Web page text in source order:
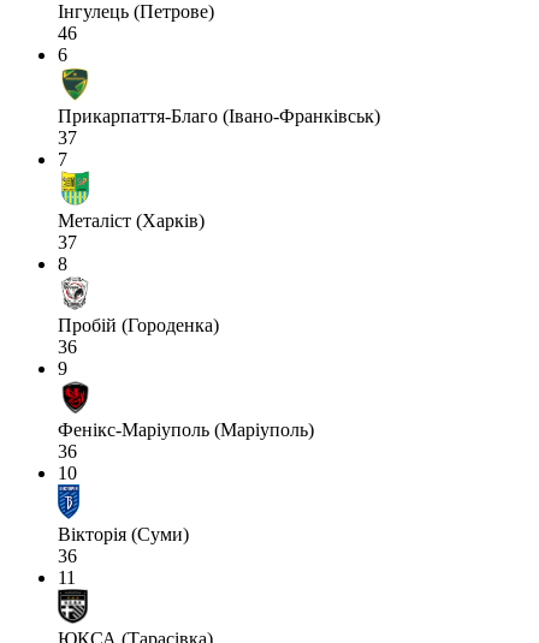
Інгулець (Петрове)
46
6
Прикарпаття-Благо (Івано-Франківськ)
37
7
Металіст (Харків)
37
8
Пробій (Городенка)
36
9
Фенікс-Маріуполь (Маріуполь)
36
10
Вікторія (Суми)
36
11